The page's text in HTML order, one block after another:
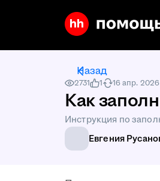
Назад
2731 1 16 апр. 2026
Как
Инструкция по
Евгения